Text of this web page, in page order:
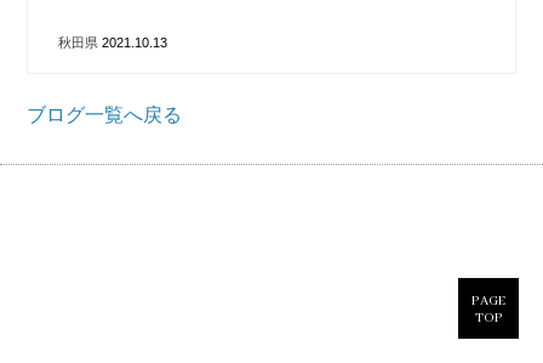
秋田県 2021.10.13
ブログ一覧へ戻る
PAGE
TOP